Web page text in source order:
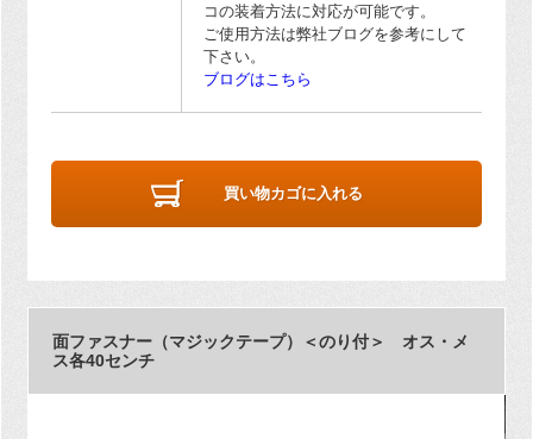
コの装着方法に対応が可能です。
ご使用方法は弊社ブログを参考にして
下さい。
ブログはこちら
買い物カゴに入れる
面ファスナー（マジックテープ）＜のり付＞ オス・メ
ス各40センチ